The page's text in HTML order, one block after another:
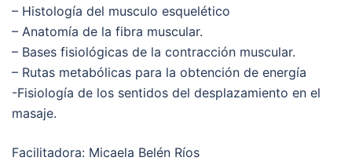
– Histología del musculo esquelético
– Anatomía de la fibra muscular.
– Bases fisiológicas de la contracción muscular.
– Rutas metabólicas para la obtención de energía
-Fisiología de los sentidos del desplazamiento en el
masaje.
Facilitadora: Micaela Belén Ríos